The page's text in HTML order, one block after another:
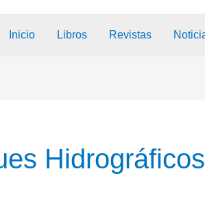
Inicio Libros Revistas
Hidrográficos